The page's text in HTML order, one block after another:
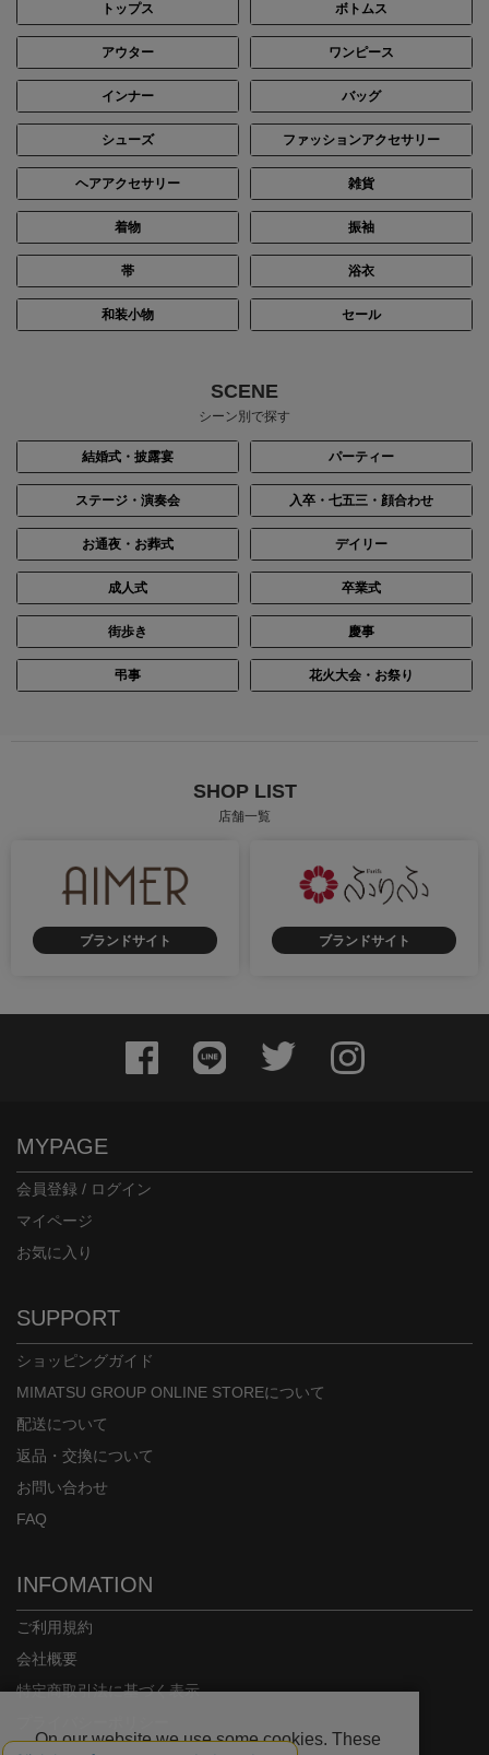
トップス ボトムス
アウター ワンピース
インナー バッグ
シューズ ファッションアクセサリー
ヘアアクセサリー 雑貨
着物 振袖
帯 浴衣
和装小物 セール
SCENE
シーン別で探す
結婚式・披露宴 パーティー
ステージ・演奏会 入卒・七五三・顔合わせ
お通夜・お葬式 デイリー
成人式 卒業式
街歩き 慶事
弔事 花火大会・お祭り
SHOP LIST
店舗一覧
ブランドサイト ブランドサイト
MYPAGE
会員登録 / ログイン
マイページ
お気に入り
SUPPORT
ショッピングガイド
MIMATSU GROUP ONLINE STOREについて
配送について
返品・交換について
お問い合わせ
FAQ
INFOMATION
ご利用規約
会社概要
特定商取引法に基づく表示
On our website we use some cookies. These